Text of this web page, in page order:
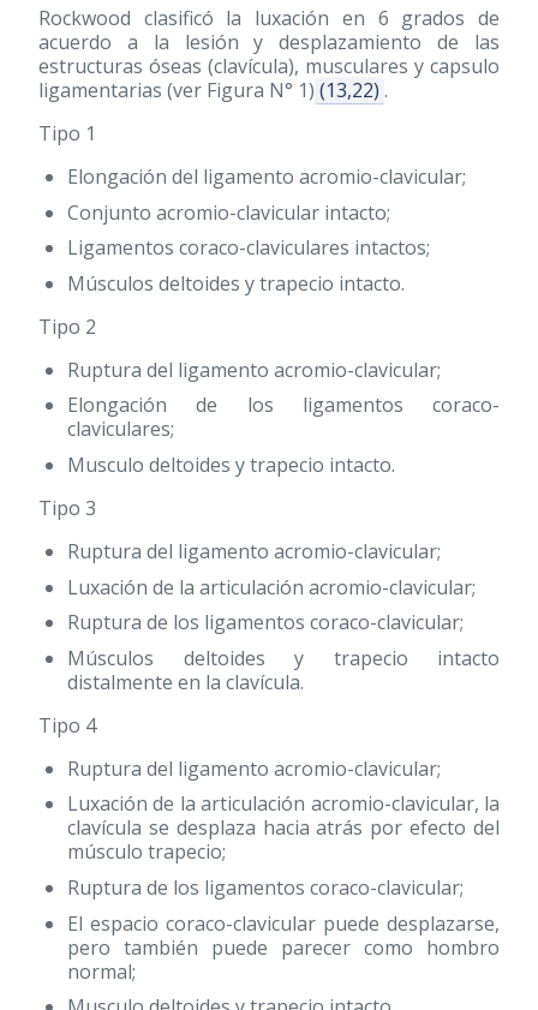
Rockwood clasificó la luxación en 6 grados de
acuerdo a la lesión y desplazamiento de las
estructuras óseas (clavícula), musculares y capsulo
ligamentarias (ver Figura N° 1) (13,22) .
Tipo 1
Elongación del ligamento acromio-clavicular;
Conjunto acromio-clavicular intacto;
Ligamentos coraco-claviculares intactos;
Músculos deltoides y trapecio intacto.
Tipo 2
Ruptura del ligamento acromio-clavicular;
Elongación de los ligamentos coraco-
claviculares;
Musculo deltoides y trapecio intacto.
Tipo 3
Ruptura del ligamento acromio-clavicular;
Luxación de la articulación acromio-clavicular;
Ruptura de los ligamentos coraco-clavicular;
Músculos deltoides y trapecio intacto
distalmente en la clavícula.
Tipo 4
Ruptura del ligamento acromio-clavicular;
Luxación de la articulación acromio-clavicular, la
clavícula se desplaza hacia atrás por efecto del
músculo trapecio;
Ruptura de los ligamentos coraco-clavicular;
El espacio coraco-clavicular puede desplazarse,
pero también puede parecer como hombro
normal;